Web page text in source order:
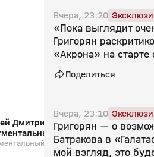
Дмитриев: «В Зенит, домой!».
фильм
фильм
0+
Вчера, 23:20
«Пока выглядит
Григорян
«Акрона» на старте
Поделиться
Вчера, 23:10
Григорян — о
Батракова в
мой взгляд, это